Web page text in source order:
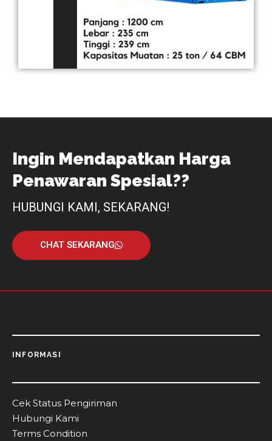
Ingin Mendapatkan Harga
Penawaran Spesial??
HUBUNGI KAMI, SEKARANG!
CHAT SEKARANG
INFORMASI
Cek Status Pengiriman
Hubungi Kami
Terms Condition